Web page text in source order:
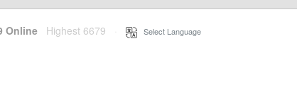
Online Highest 6679 Select Language